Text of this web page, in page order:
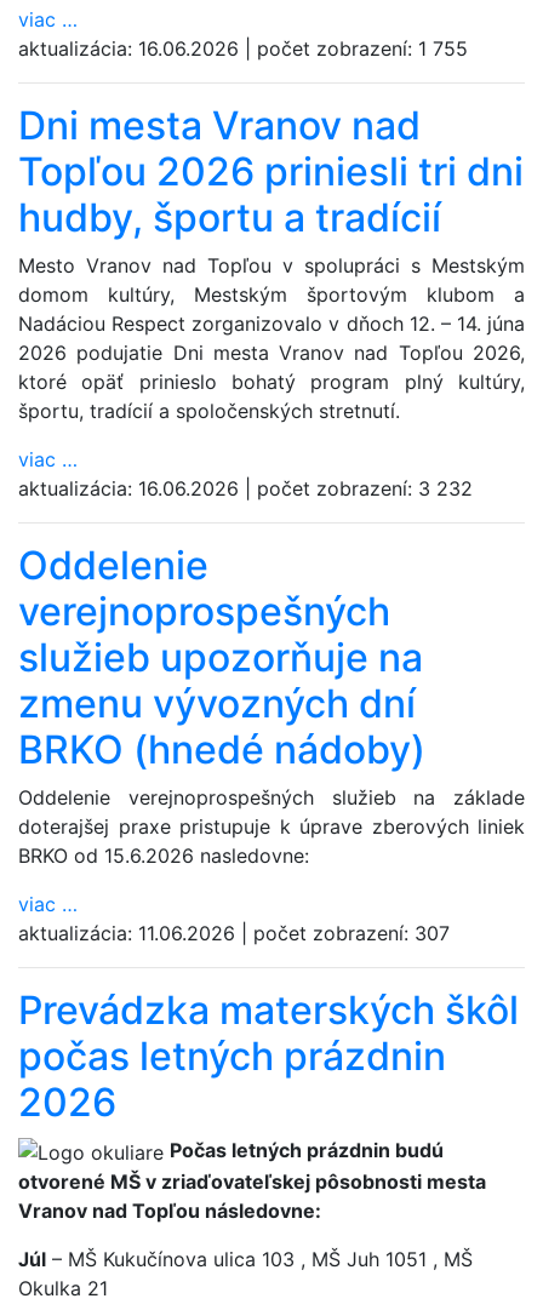
viac …
aktualizácia: 16.06.2026 počet zobrazení: 1 755
Dni mesta Vranov nad
Topľou 2026 priniesli tri dni
hudby, športu a tradícií
Mesto Vranov nad Topľou v spolupráci s Mestským
domom kultúry, Mestským športovým klubom a
Nadáciou Respect zorganizovalo v dňoch 12. – 14. júna
2026 podujatie Dni mesta Vranov nad Topľou 2026,
ktoré opäť prinieslo bohatý program plný kultúry,
športu, tradícií a spoločenských stretnutí.
viac …
aktualizácia: 16.06.2026 počet zobrazení: 3 232
Oddelenie
verejnoprospešných
služieb upozorňuje na
zmenu vývozných dní
BRKO (hnedé nádoby)
Oddelenie verejnoprospešných služieb na základe
doterajšej praxe pristupuje k úprave zberových liniek
BRKO od 15.6.2026 nas­ledovne:
viac …
aktualizácia: 11.06.2026 počet zobrazení: 307
Prevádzka materských škôl
počas letných prázdnin
2026
Počas letných prázdnin budú
otvorené MŠ v zriaďovateľskej pôsobnosti mesta
Vranov nad Topľou následovne:
Júl – MŠ Kukučínova ulica 103 , MŠ Juh 1051 , MŠ
Okulka 21